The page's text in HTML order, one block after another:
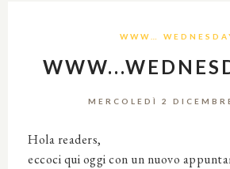
WWW…
MERCOLEDÌ 2
Hola readers,
eccoci qui oggi con un nuovo